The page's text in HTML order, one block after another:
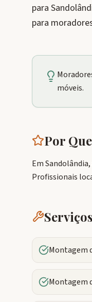
para
para
móveis.
Por
Em
Profissionais
Montagem
Montagem